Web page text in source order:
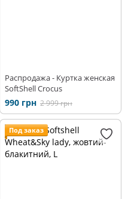
Распродажа - Куртка женская
SoftShell Crocus
990 грн 2 999 грн
Под заказ